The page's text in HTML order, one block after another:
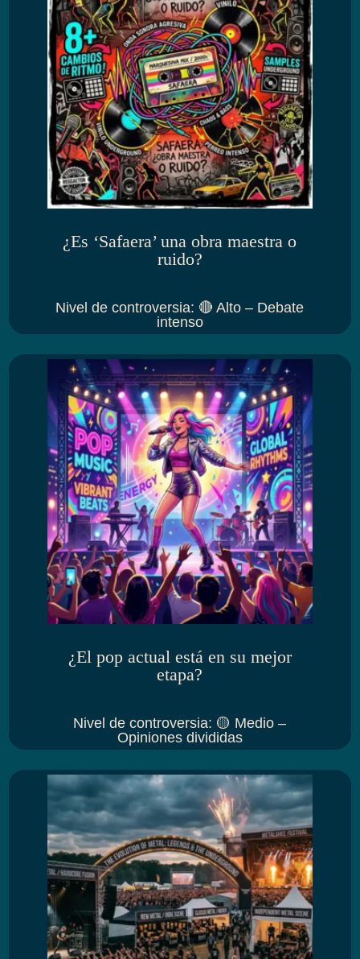
¿Es ‘Safaera’ una obra maestra o
ruido?
Nivel de controversia: 🔴 Alto – Debate
intenso
¿El pop actual está en su mejor
etapa?
Nivel de controversia: 🟡 Medio –
Opiniones divididas